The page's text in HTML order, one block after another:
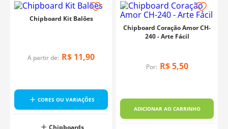
Chipboard Kit Balões
A partir de: R$ 11,90
CORES OU VARIAÇÕES
Chipboards
Chipboard Coração Amor CH-
240 - Arte Fácil
Por: R$ 5,50
ADICIONAR AO CARRINHO